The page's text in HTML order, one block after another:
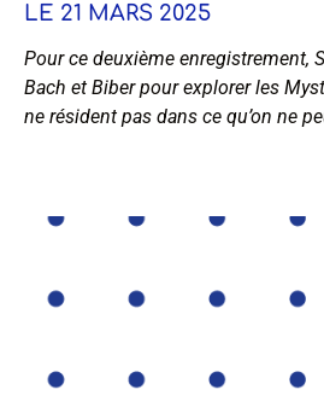
LE 21 MARS 2025
Pour ce deuxième enregistrement,
Bach et Biber pour explorer les
ne résident pas dans ce qu’on ne